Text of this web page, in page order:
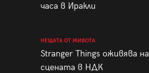
часа в Иракли
НЕЩАТА ОТ ЖИВОТА
Stranger Things оживява на
сцената в НДК